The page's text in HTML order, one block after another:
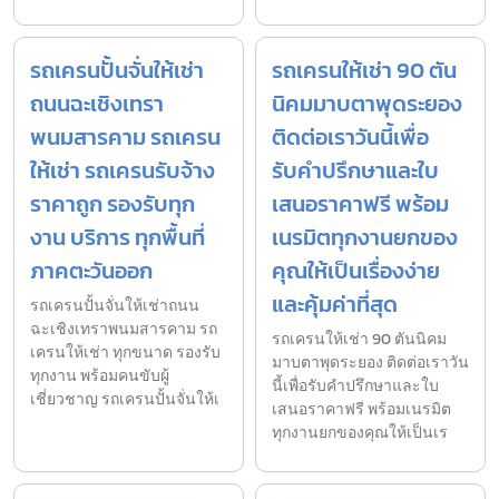
รถเครนปั้นจั่นให้เช่า
ถนนฉะเชิงเทรา
พนมสารคาม รถเครน
ให้เช่า รถเครนรับจ้าง
ราคาถูก รองรับทุก
งาน บริการ ทุกพื้นที่
ภาคตะวันออก
รถเครนปั้นจั่นให้เช่าถนน
ฉะเชิงเทราพนมสารคาม รถ
เครนให้เช่า ทุกขนาด รองรับ
ทุกงาน พร้อมคนขับผู้
เชี่ยวชาญ รถเครนปั้นจั่นให้เ
รถเครนให้เช่า 90 ตัน
นิคมมาบตาพุดระยอง
ติดต่อเราวันนี้เพื่อ
รับคำปรึกษาและใบ
เสนอราคาฟรี พร้อม
เนรมิตทุกงานยกของ
คุณให้เป็นเรื่องง่าย
และคุ้มค่าที่สุด
รถเครนให้เช่า 90 ตันนิคม
มาบตาพุดระยอง ติดต่อเราวัน
นี้เพื่อรับคำปรึกษาและใบ
เสนอราคาฟรี พร้อมเนรมิต
ทุกงานยกของคุณให้เป็นเร